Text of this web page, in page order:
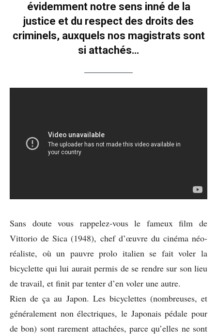
évidemment notre sens inné de la
justice et du respect des droits des
criminels, auxquels nos magistrats sont
si attachés…
Sans doute vous rappelez-vous le fameux film de
Vittorio de Sica (1948), chef d’œuvre du cinéma néo-
réaliste, où un pauvre prolo italien se fait voler la
bicyclette qui lui aurait permis de se rendre sur son lieu
de travail, et finit par tenter d’en voler une autre.
Rien de ça au Japon. Les bicyclettes (nombreuses, et
généralement non électriques, le Japonais pédale pour
de bon) sont rarement attachées, parce qu’elles ne sont